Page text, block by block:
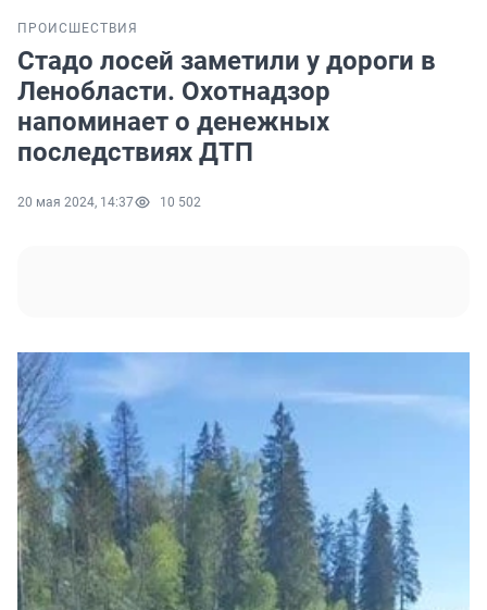
ПРОИСШЕСТВИЯ
Стадо лосей заметили у дороги в
Ленобласти. Охотнадзор
напоминает о денежных
последствиях ДТП
20 мая 2024, 14:37 10 502